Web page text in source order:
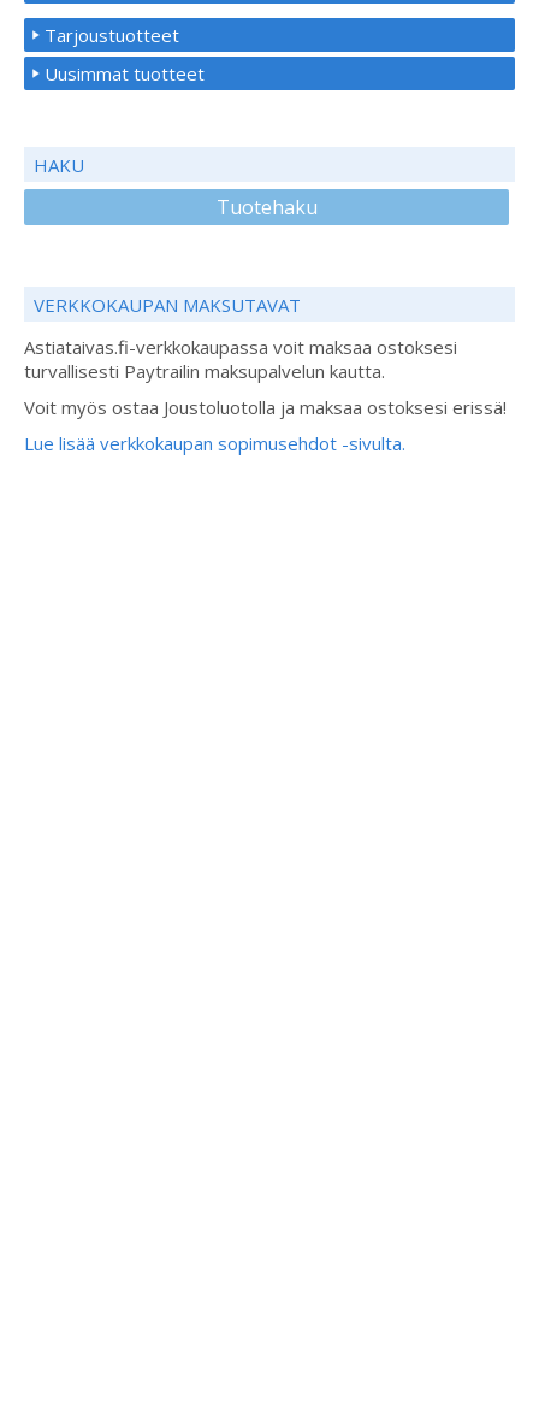
Tarjoustuotteet
Uusimmat tuotteet
HAKU
Tuotehaku
VERKKOKAUPAN MAKSUTAVAT
Astiataivas.fi-verkkokaupassa voit maksaa ostoksesi
turvallisesti Paytrailin maksupalvelun kautta.
Voit myös ostaa Joustoluotolla ja maksaa ostoksesi erissä!
Lue lisää verkkokaupan sopimusehdot -sivulta.